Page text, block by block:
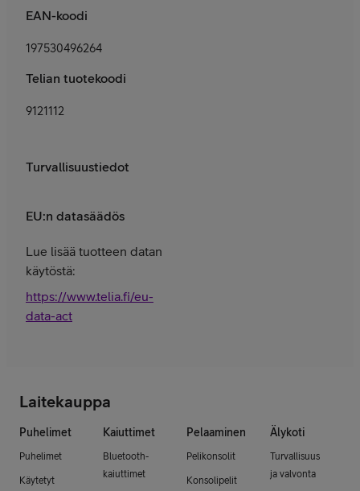
EAN-koodi
197530496264
Telian tuotekoodi
9121112
Turvallisuustiedot
EU:n datasäädös
Lue lisää tuotteen datan
käytöstä:
https://www.telia.fi/eu-
data-act
Laitekauppa
Puhelimet
Puhelimet
Käytetyt
Kaiuttimet
Bluetooth-
kaiuttimet
Pelaaminen
Pelikonsolit
Konsolipelit
Älykoti
Turvallisuus
ja valvonta